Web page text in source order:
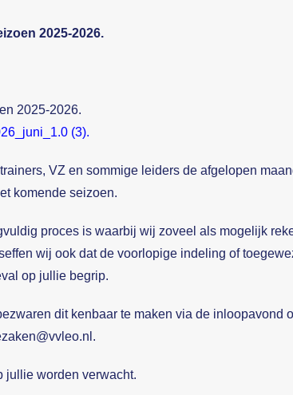
2025-2026.
2025-2026.
(3).
VZ en sommige leiders de afgelopen
komende seizoen.
proces is waarbij wij zoveel als mogelijk
wij ook dat de voorlopige indeling of
op jullie begrip.
dit kenbaar te maken via de inloopavond
.
jullie worden verwacht.